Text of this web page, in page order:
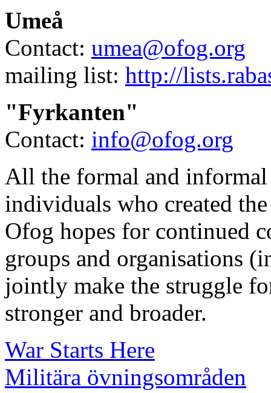
Umeå
Contact: umea@ofog.org
mailing list: http://
"Fyrkanten"
Contact: info@ofog.org
All the formal and informal
individuals who created
Ofog hopes for continued
groups and organisations
jointly make the struggle
stronger and broader.
War Starts Here
Militära övningsområden